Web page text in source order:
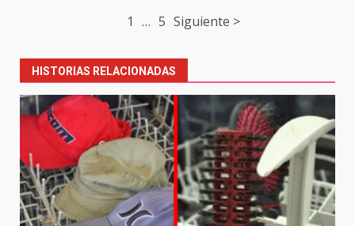
1 … 5 Siguiente >
HISTORIAS RELACIONADAS